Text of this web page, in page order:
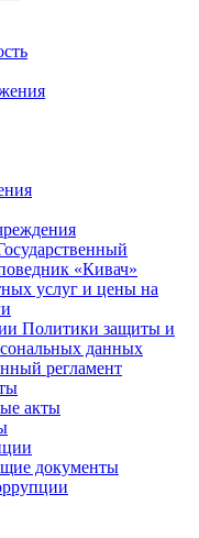
«Кивач»
услуг и цены на
Политики защиты и
данных
регламент
акты
документы